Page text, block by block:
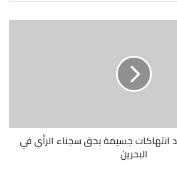
انتهاكات جسيمة بحق سجناء الرأي في
البحرين